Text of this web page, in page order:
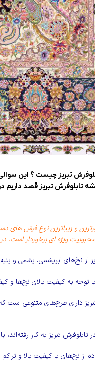
تبریز چیست ؟ این
تابلوفرش تبریز قصد
و زیباترین نوع فرش های
ویژه ای برخوردار است.
از نخ‌های ابریشمی، پشمی و
با توجه به کیفیت بالای
دارای طرح‌های متنوعی
تبریز به کار
از نخ‌های با کیفیت بالا و